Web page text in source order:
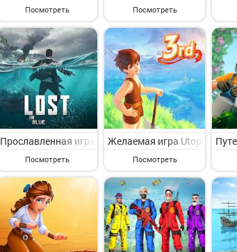
Посмотреть Посмотреть
Прославленная игра LOST in BLUE на Андроид -
Посмотреть
Желаемая игра Utopia:
Посмотреть